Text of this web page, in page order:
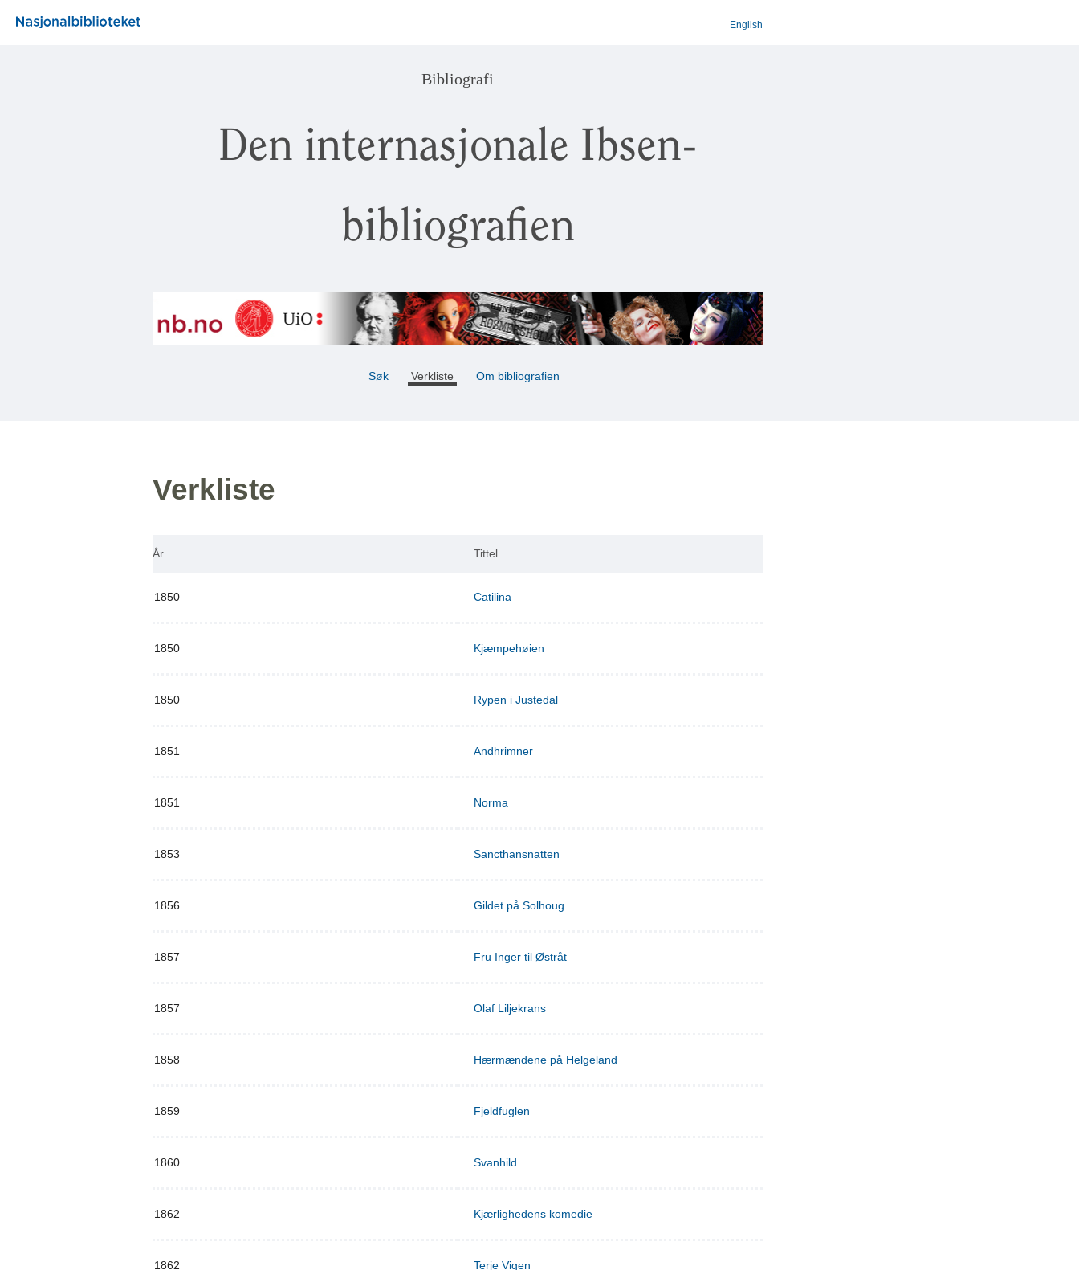
English
Bibliografi
Den internasjonale Ibsen-
bibliografien
Søk Verkliste Om bibliografien
Verkliste
År Tittel
1850 Catilina
1850 Kjæmpehøien
1850 Rypen i Justedal
1851 Andhrimner
1851 Norma
1853 Sancthansnatten
1856 Gildet på Solhoug
1857 Fru Inger til Østråt
1857 Olaf Liljekrans
1858 Hærmændene på Helgeland
1859 Fjeldfuglen
1860 Svanhild
1862 Kjærlighedens komedie
1862 Terje Vigen